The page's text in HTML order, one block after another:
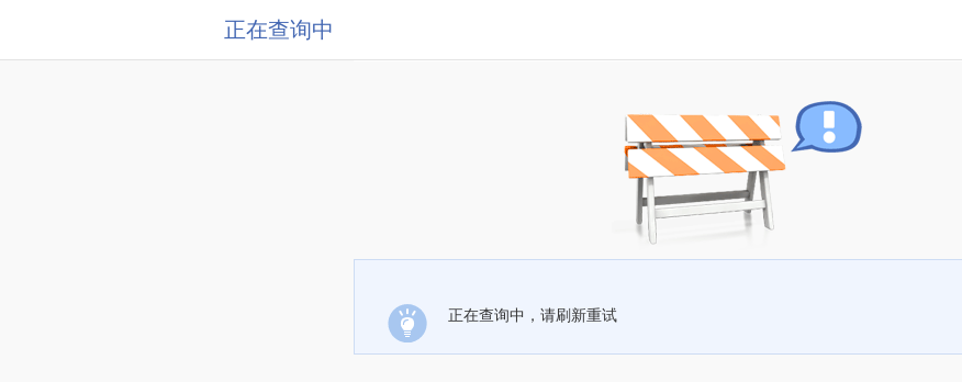
正在查询中
正在查询中，请刷新重试